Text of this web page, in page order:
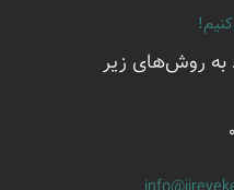
به روش‌های زیر